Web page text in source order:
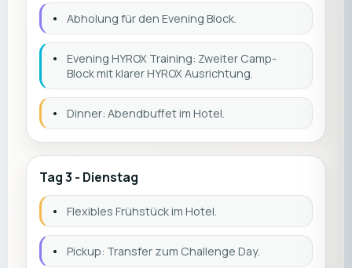
• Abholung für den Evening Block.
•
Evening HYROX Training: Zweiter Camp-
Block mit klarer HYROX Ausrichtung.
• Dinner: Abendbuffet im Hotel.
Tag 3 - Dienstag
• Flexibles Frühstück im Hotel.
• Pickup: Transfer zum Challenge Day.